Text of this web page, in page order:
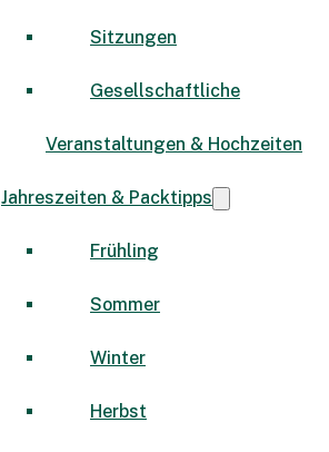
Sitzungen
Gesellschaftliche
Veranstaltungen & Hochzeiten
Jahreszeiten & Packtipps
Frühling
Sommer
Winter
Herbst